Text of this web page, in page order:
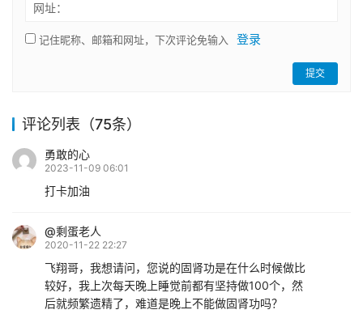
网址：
记住昵称、邮箱和网址，下次评论免输入 登录
提交
评论列表（75条）
勇敢的心
2023-11-09 06:01
打卡加油
@剩蛋老人
2020-11-22 22:27
飞翔哥，我想请问，您说的固肾功是在什么时候做比
较好，我上次每天晚上睡觉前都有坚持做100个，然
后就频繁遗精了，难道是晚上不能做固肾功吗？